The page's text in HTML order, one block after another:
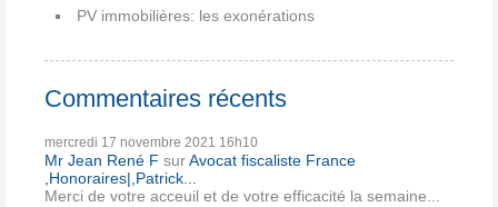
PV immobilières: les exonérations
Commentaires récents
mercredi 17 novembre 2021 16h10
Mr Jean René F surAvocat fiscaliste France
,Honoraires|,Patrick...
Merci de votre acceuil et de votre efficacité la semaine...